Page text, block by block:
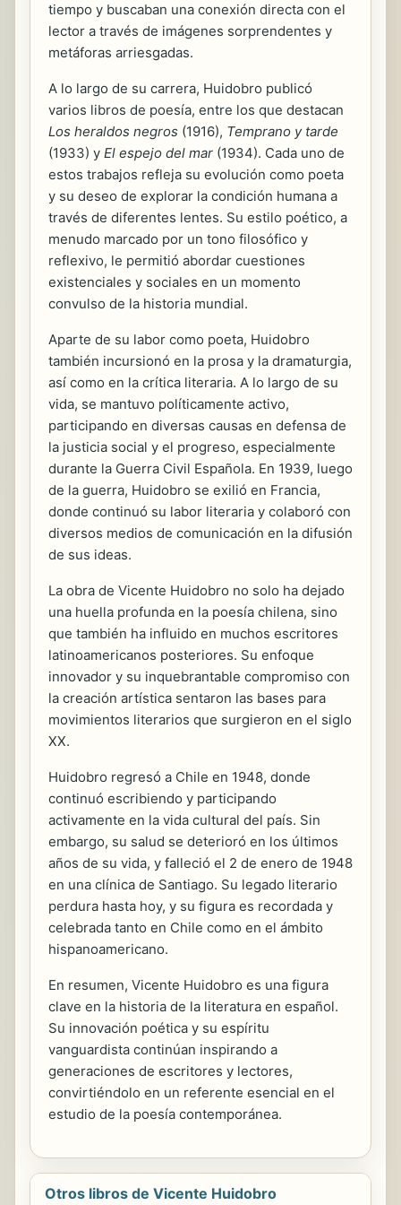
tiempo y buscaban una conexión directa con el
lector a través de imágenes sorprendentes y
metáforas arriesgadas.
A lo largo de su carrera, Huidobro publicó
varios libros de poesía, entre los que destacan
Los heraldos negros (1916), Temprano y tarde
(1933) y El espejo del mar (1934). Cada uno de
estos trabajos refleja su evolución como poeta
y su deseo de explorar la condición humana a
través de diferentes lentes. Su estilo poético, a
menudo marcado por un tono filosófico y
reflexivo, le permitió abordar cuestiones
existenciales y sociales en un momento
convulso de la historia mundial.
Aparte de su labor como poeta, Huidobro
también incursionó en la prosa y la dramaturgia,
así como en la crítica literaria. A lo largo de su
vida, se mantuvo políticamente activo,
participando en diversas causas en defensa de
la justicia social y el progreso, especialmente
durante la Guerra Civil Española. En 1939, luego
de la guerra, Huidobro se exilió en Francia,
donde continuó su labor literaria y colaboró con
diversos medios de comunicación en la difusión
de sus ideas.
La obra de Vicente Huidobro no solo ha dejado
una huella profunda en la poesía chilena, sino
que también ha influido en muchos escritores
latinoamericanos posteriores. Su enfoque
innovador y su inquebrantable compromiso con
la creación artística sentaron las bases para
movimientos literarios que surgieron en el siglo
XX.
Huidobro regresó a Chile en 1948, donde
continuó escribiendo y participando
activamente en la vida cultural del país. Sin
embargo, su salud se deterioró en los últimos
años de su vida, y falleció el 2 de enero de 1948
en una clínica de Santiago. Su legado literario
perdura hasta hoy, y su figura es recordada y
celebrada tanto en Chile como en el ámbito
hispanoamericano.
En resumen, Vicente Huidobro es una figura
clave en la historia de la literatura en español.
Su innovación poética y su espíritu
vanguardista continúan inspirando a
generaciones de escritores y lectores,
convirtiéndolo en un referente esencial en el
estudio de la poesía contemporánea.
Otros libros de Vicente Huidobro